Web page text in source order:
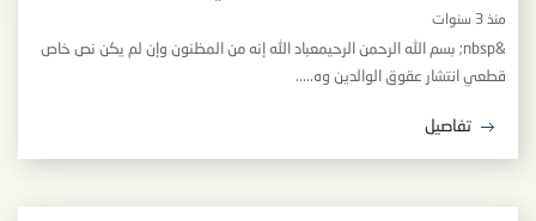
منذ 3 سنوات
&nbsp; بسم الله الرحمن الرحيمعباد الله إنه من المظنون وإن لم يكن نص خاص
قطعي انتشار عقوق الوالدين وه.....
تفاصيل